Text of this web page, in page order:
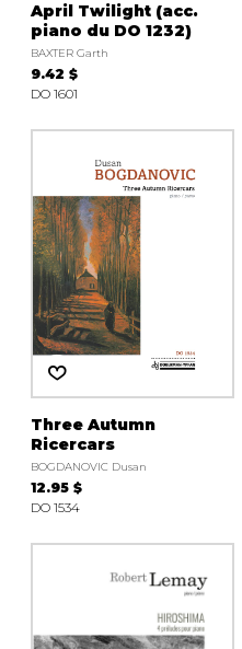
April Twilight (acc.
piano du DO 1232)
BAXTER Garth
9.42 $
DO 1601
Three Autumn
Ricercars
BOGDANOVIC Dusan
12.95 $
DO 1534